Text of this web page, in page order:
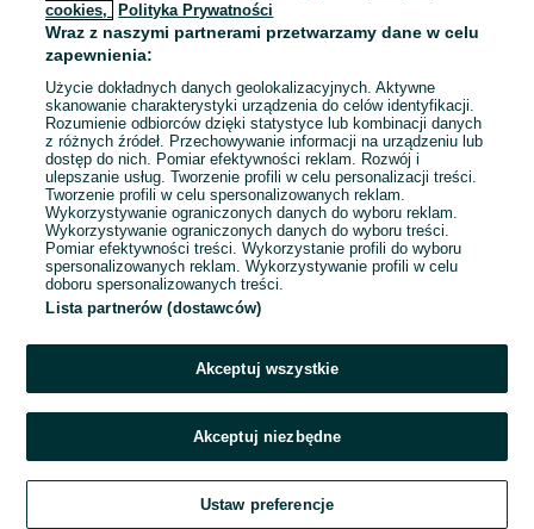
cookies,
Polityka Prywatności
Wraz z naszymi partnerami przetwarzamy dane w celu
zapewnienia:
Użycie dokładnych danych geolokalizacyjnych. Aktywne
skanowanie charakterystyki urządzenia do celów identyfikacji.
Rozumienie odbiorców dzięki statystyce lub kombinacji danych
z różnych źródeł. Przechowywanie informacji na urządzeniu lub
dostęp do nich. Pomiar efektywności reklam. Rozwój i
ulepszanie usług. Tworzenie profili w celu personalizacji treści.
Tworzenie profili w celu spersonalizowanych reklam.
Wykorzystywanie ograniczonych danych do wyboru reklam.
Wykorzystywanie ograniczonych danych do wyboru treści.
Pomiar efektywności treści. Wykorzystanie profili do wyboru
spersonalizowanych reklam. Wykorzystywanie profili w celu
doboru spersonalizowanych treści.
Lista partnerów (dostawców)
Akceptuj wszystkie
Akceptuj niezbędne
Ustaw preferencje